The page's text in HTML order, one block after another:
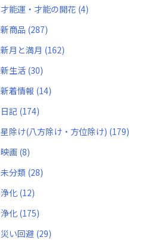
才能運・才能の開花 (4)
新商品 (287)
新月と満月 (162)
新生活 (30)
新着情報 (14)
日記 (174)
星除け(八方除け・方位除け) (179)
映画 (8)
未分類 (28)
浄化 (12)
浄化 (175)
災い回避 (29)